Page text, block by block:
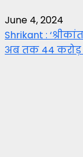
June 4, 2024
Shrikant :
अब तक 44 करोड़